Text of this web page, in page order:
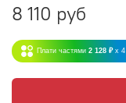
8 110 руб
Плати частями 2 128 ₽ x 4